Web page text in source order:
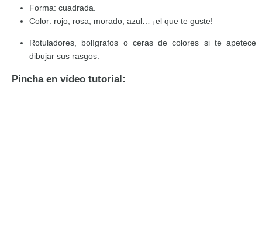
Forma: cuadrada.
Color: rojo, rosa, morado, azul… ¡el que te guste!
Rotuladores, bolígrafos o ceras de colores si te apetece
dibujar sus rasgos.
Pincha en vídeo tutorial: